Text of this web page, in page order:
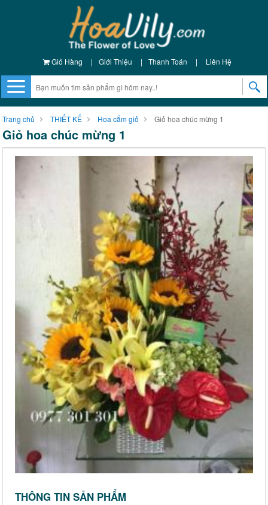
Giỏ Hàng | Giới Thiệu | Thanh Toán | Liên Hệ
Trang chủ THIẾT KẾ Hoa cắm giỏ Giỏ hoa chúc mừng 1
Giỏ hoa chúc mừng 1
THÔNG TIN SẢN PHẨM